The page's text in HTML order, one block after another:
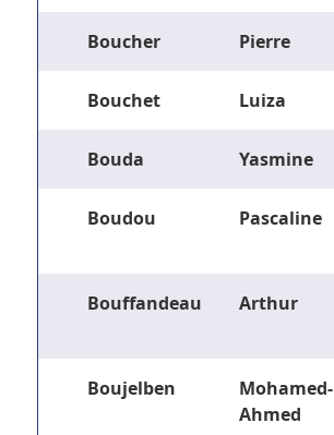
Boucher Pierre
Bouchet Luiza
Bouda Yasmine
Boudou Pascaline
Bouffandeau Arthur
Boujelben
Mohamed-
Ahmed